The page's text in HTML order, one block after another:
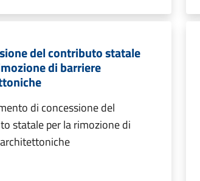
del contributo statale
di barriere
di concessione del
statale per la rimozione di